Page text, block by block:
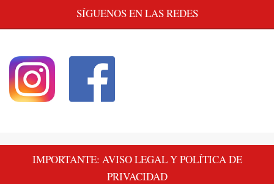
SÍGUENOS EN LAS REDES
IMPORTANTE: AVISO LEGAL Y POLÍTICA DE
PRIVACIDAD